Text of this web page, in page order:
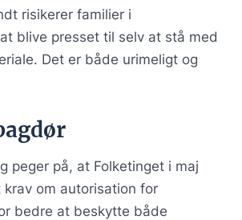
risikerer familier i
blive presset til selv at stå med
Det er både urimeligt og
peger på, at Folketinget i maj
om autorisation for
bedre at beskytte både